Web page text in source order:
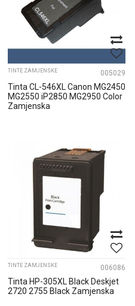
TINTE ZAMJENSKE 005029
Tinta CL-546XL Canon MG2450
MG2550 iP2850 MG2950 Color
Zamjenska
TINTE ZAMJENSKE 006086
Tinta HP-305XL Black Deskjet
2720 2755 Black Zamjenska